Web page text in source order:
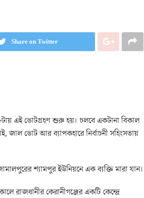
Share on Twitter
এই ভোটগ্রহণ শুরু হয়। চলবে একটানা বিকাল
জাল ভোট আর ব্যাপকহারে নির্বাচনী সহিংসতায়
শ্যামপুর ইউনিয়নে এক ব্যক্তি মারা যান।
রাজধানীর কেরানীগঞ্জের একটি কেন্দ্রে